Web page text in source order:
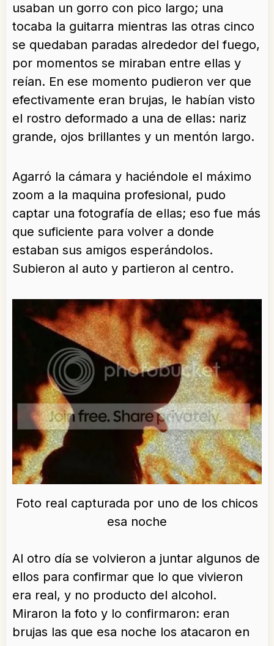
usaban un gorro con pico largo; una
tocaba la guitarra mientras las otras cinco
se quedaban paradas alrededor del fuego,
por momentos se miraban entre ellas y
reían. En ese momento pudieron ver que
efectivamente eran brujas, le habían visto
el rostro deformado a una de ellas: nariz
grande, ojos brillantes y un mentón largo.
Agarró la cámara y haciéndole el máximo
zoom a la maquina profesional, pudo
captar una fotografía de ellas; eso fue más
que suficiente para volver a donde
estaban sus amigos esperándolos.
Subieron al auto y partieron al centro.
Foto real capturada por uno de los chicos
esa noche
Al otro día se volvieron a juntar algunos de
ellos para confirmar que lo que vivieron
era real, y no producto del alcohol.
Miraron la foto y lo confirmaron: eran
brujas las que esa noche los atacaron en